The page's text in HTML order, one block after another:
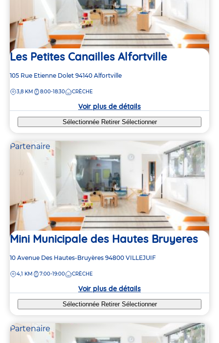
Les Petites Canailles Alfortville
Adresse
la
105 Rue Etienne Dolet 94140 Alfortville
DISTANCE
3,8 KM 8:00-18:30 CRÈCHE
Voir plus de détails
Sélectionnée Retirer Sélectionner
Partenaire
Mini Municipale des Hautes Bruyeres
Adresse
la
10 Avenue Des Hautes-Bruyères 94800 VILLEJUIF
DISTANCE
4,1 KM 7:00-19:00 CRÈCHE
Voir plus de détails
Sélectionnée Retirer Sélectionner
Partenaire